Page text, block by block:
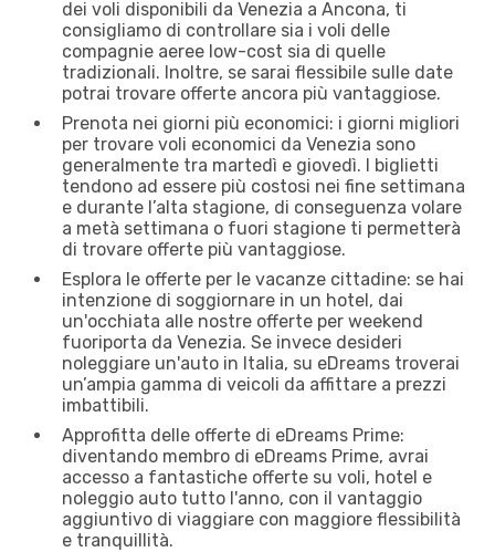
dei voli disponibili da Venezia a Ancona, ti
consigliamo di controllare sia i voli delle
compagnie aeree low-cost sia di quelle
tradizionali. Inoltre, se sarai flessibile sulle date
potrai trovare offerte ancora più vantaggiose.
Prenota nei giorni più economici: i giorni migliori
per trovare voli economici da Venezia sono
generalmente tra martedì e giovedì. I biglietti
tendono ad essere più costosi nei fine settimana
e durante l’alta stagione, di conseguenza volare
a metà settimana o fuori stagione ti permetterà
di trovare offerte più vantaggiose.
Esplora le offerte per le vacanze cittadine: se hai
intenzione di soggiornare in un hotel, dai
un'occhiata alle nostre offerte per weekend
fuoriporta da Venezia. Se invece desideri
noleggiare un'auto in Italia, su eDreams troverai
un’ampia gamma di veicoli da affittare a prezzi
imbattibili.
Approfitta delle offerte di eDreams Prime:
diventando membro di eDreams Prime, avrai
accesso a fantastiche offerte su voli, hotel e
noleggio auto tutto l'anno, con il vantaggio
aggiuntivo di viaggiare con maggiore flessibilità
e tranquillità.